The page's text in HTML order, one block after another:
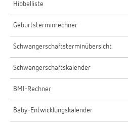
Hibbelliste
Geburtsterminrechner
Schwangerschaftsterminübersicht
Schwangerschaftskalender
BMI-Rechner
Baby-Entwicklungskalender